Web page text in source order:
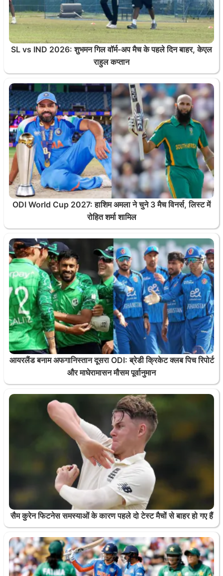
SL vs IND 2026: शुभमन गिल वॉर्म-अप मैच के पहले दिन बाहर, केएल
राहुल कप्तान
ODI World Cup 2027: हाशिम अमला ने चुने 3 मैच विनर्स, लिस्ट में
रोहित शर्मा शामिल
आयरलैंड बनाम अफगानिस्तान दूसरा ODI: ब्रेडी क्रिकेट क्लब पिच रिपोर्ट
और माघेरामासन मौसम पूर्वानुमान
सैम कुरेन फिटनेस समस्याओं के कारण पहले दो टेस्ट मैचों से बाहर हो गए हैं